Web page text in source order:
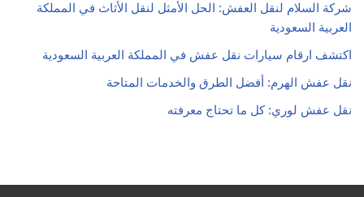
شركة السلام لنقل العفش: الحل الأمثل لنقل الأثاث في المملكة
العربية السعودية
اكتشف ارقام سيارات نقل عفش في المملكة العربية السعودية
نقل عفش الهرم: أفضل الطرق والخدمات المتاحة
نقل عفش لوري: كل ما تحتاج معرفته